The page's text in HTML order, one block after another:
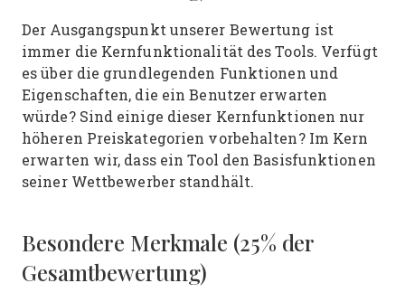
Der Ausgangspunkt unserer Bewertung ist
immer die Kernfunktionalität des Tools. Verfügt
es über die grundlegenden Funktionen und
Eigenschaften, die ein Benutzer erwarten
würde? Sind einige dieser Kernfunktionen nur
höheren Preiskategorien vorbehalten? Im Kern
erwarten wir, dass ein Tool den Basisfunktionen
seiner Wettbewerber standhält.
Besondere Merkmale (25% der
Gesamtbewertung)